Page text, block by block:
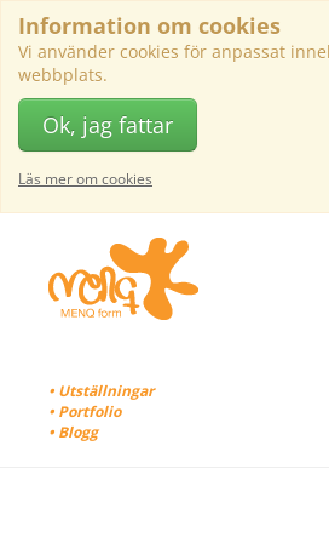
Information om cookies
Vi använder cookies för anpassat
webbplats.
Ok, jag fattar
Läs mer om cookies
• Utställningar
• Portfolio
• Blogg